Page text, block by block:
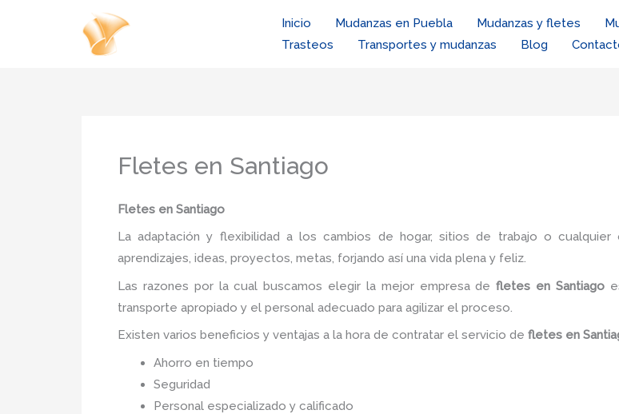
Inicio Mudanzas en Puebla Mudanzas y fletes
Trasteos
Transportes y mudanzas Blog
Fletes en Santiago
Fletes en Santiago
La adaptación y flexibilidad a los cambios de hogar, sitios de trabajo o
aprendizajes, ideas, proyectos, metas, forjando así una vida plena y feliz.
Las razones por la cual buscamos elegir la mejor empresa de fletes en Santiago
transporte apropiado y el personal adecuado para agilizar el proceso.
Existen varios beneficios y ventajas a la hora de contratar el servicio de fletes en
Ahorro en tiempo
Seguridad
Personal especializado y calificado